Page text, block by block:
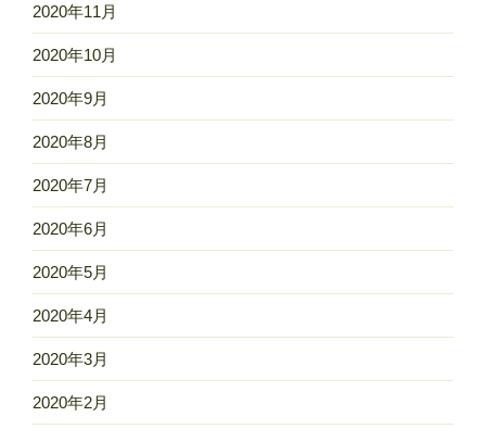
2020年11月
2020年10月
2020年9月
2020年8月
2020年7月
2020年6月
2020年5月
2020年4月
2020年3月
2020年2月